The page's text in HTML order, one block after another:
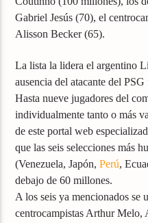
Gabriel Jesús (70), el
Alisson Becker (65).
La lista la lidera el argentino
ausencia del atacante del PSG
Hasta nueve jugadores del
individualmente tanto o más
de este portal web
que las seis selecciones más
(Venezuela, Japón,Perú,
debajo de 60 millones.
A los seis ya mencionados se
centrocampistas Arthur Melo,